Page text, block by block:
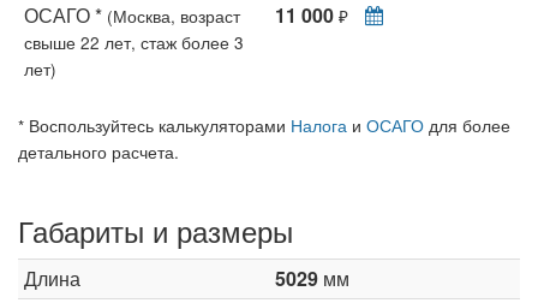
ОСАГО * (Москва, возраст
свыше 22 лет, стаж более 3
лет)
11 000 ₽
* Воспользуйтесь калькуляторами Налога и ОСАГО для более
детального расчета.
Габариты и размеры
Длина 5029 мм